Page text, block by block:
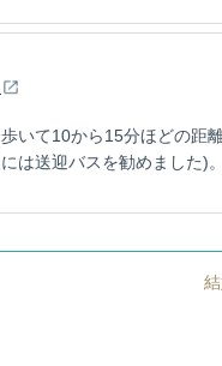
いて10から15分ほどの距
は送迎バスを勧めました)。